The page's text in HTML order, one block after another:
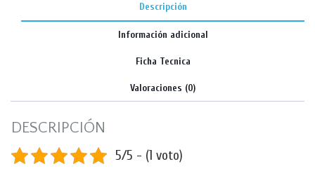
Descripción
Información adicional
Ficha Tecnica
Valoraciones (0)
DESCRIPCIÓN
5/5 - (1 voto)